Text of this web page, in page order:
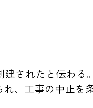
されたと伝わる
、工事の中止を